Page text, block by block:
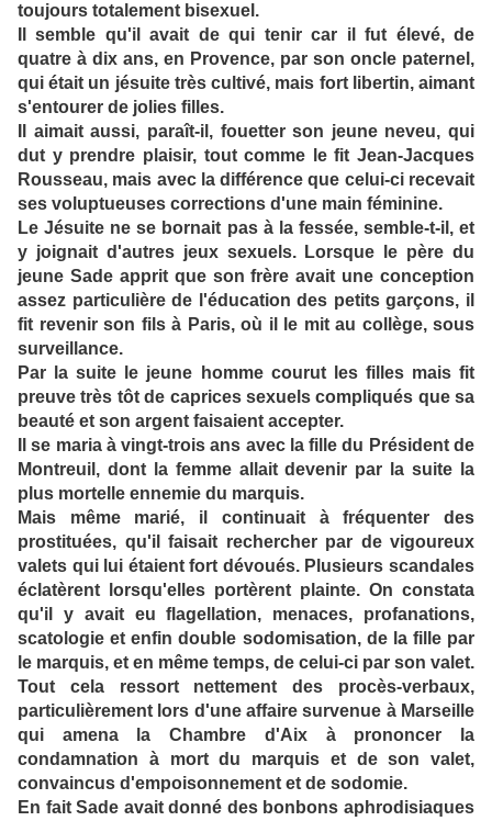
toujours totalement bisexuel.
Il semble qu'il avait de qui tenir car il fut élevé, de
quatre à dix ans, en Provence, par son oncle paternel,
qui était un jésuite très cultivé, mais fort libertin, aimant
s'entourer de jolies filles.
Il aimait aussi, paraît-il, fouetter son jeune neveu, qui
dut y prendre plaisir, tout comme le fit Jean-Jacques
Rousseau, mais avec la différence que celui-ci recevait
ses voluptueuses corrections d'une main féminine.
Le Jésuite ne se bornait pas à la fessée, semble-t-il, et
y joignait d'autres jeux sexuels. Lorsque le père du
jeune Sade apprit que son frère avait une conception
assez particulière de l'éducation des petits garçons, il
fit revenir son fils à Paris, où il le mit au collège, sous
surveillance.
Par la suite le jeune homme courut les filles mais fit
preuve très tôt de caprices sexuels compliqués que sa
beauté et son argent faisaient accepter.
Il se maria à vingt-trois ans avec la fille du Président de
Montreuil, dont la femme allait devenir par la suite la
plus mortelle ennemie du marquis.
Mais même marié, il continuait à fréquenter des
prostituées, qu'il faisait rechercher par de vigoureux
valets qui lui étaient fort dévoués. Plusieurs scandales
éclatèrent lorsqu'elles portèrent plainte. On constata
qu'il y avait eu flagellation, menaces, profanations,
scatologie et enfin double sodomisation, de la fille par
le marquis, et en même temps, de celui-ci par son valet.
Tout cela ressort nettement des procès-verbaux,
particulièrement lors d'une affaire survenue à Marseille
qui amena la Chambre d'Aix à prononcer la
condamnation à mort du marquis et de son valet,
convaincus d'empoisonnement et de sodomie.
En fait Sade avait donné des bonbons aphrodisiaques